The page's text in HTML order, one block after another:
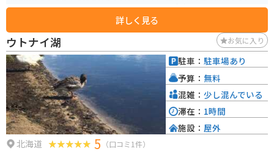
ップ、ウトナイ湖について学べる展示スペースなどがあります。 特におすす
めは、地元産の新鮮な食材をたっぷり使った料理の数々。 苫小と言えばホッ
キ貝が有名ですが、ウトナイ湖周辺で採れる新鮮な野菜を使った料理も絶品
です。 バイクで訪れる際は、駐車場からウトナイ湖畔まで続く遊歩道を散策
するのがおすすめです。 湖畔からは、四季折々の美しい自然を眺めることが
できます。 道の駅 ウトナイ湖は、自然を満喫しながら、地元の美味しいもの
を楽しめる場所です。
詳しく見る
ウトナイ湖 お気に入り
北海道 5 （口コミ1件）
駐車： 駐車場あり
予算： 無料
混雑： 少し混んでいる
滞在： 1時間
施設： 屋外